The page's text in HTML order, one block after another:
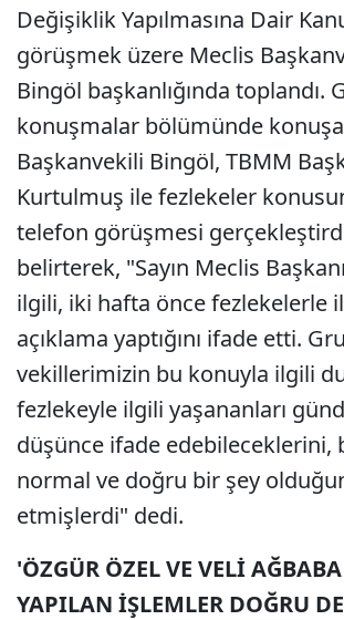
Değişiklik Yapılmasına Dair
görüşmek üzere Meclis
Bingöl başkanlığında toplandı.
konuşmalar bölümünde
Başkanvekili Bingöl, TBMM
Kurtulmuş ile fezlekeler
telefon görüşmesi
belirterek, "Sayın Meclis
ilgili, iki hafta önce fezlekelerle
açıklama yaptığını ifade etti.
vekillerimizin bu konuyla ilgili
fezlekeyle ilgili yaşananları
düşünce ifade edebileceklerini,
normal ve doğru bir şey
etmişlerdi" dedi.
'ÖZGÜR ÖZEL VE VELİ
YAPILAN İŞLEMLER DOĞRU